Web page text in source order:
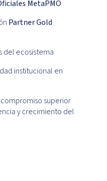
MetaPMO
Partner Gold
del ecosistema
institucional en
superior
y crecimiento del